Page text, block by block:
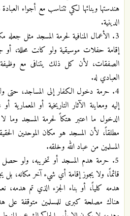
هندستها وبنائها لكي تتناسب مع أجواء العبادة
الدينية.
3. الأعمال المنافية لحرمة المسجد مثل جعله
إقامة حفلات موسيقية ولو كانت محللة، أو
الصفقات، لأن كل ذلك يتنافى مع وظيفة
العبادي له.
4. حرمة دخول الكفار إلى المساجد،
إليه ومعاينة الآثار التاريخية أو
الدخول ما اعتبر هتكاً لحرمة المسجد وما
مطلقاً، لأن المسجد هو مكان الموحدين
المسلمين من عباد الله وخلقه.
5. حرمة هدم المسجد أو تخريبه، ولو
قائماً، ولا يجوز إقامة أي شيء آخر مكانه، بل
هدمه كلياً، أو بناء الجزء الذي تم هدمه،
هناك مصلحة كبرى للمسلمين متوقفة على